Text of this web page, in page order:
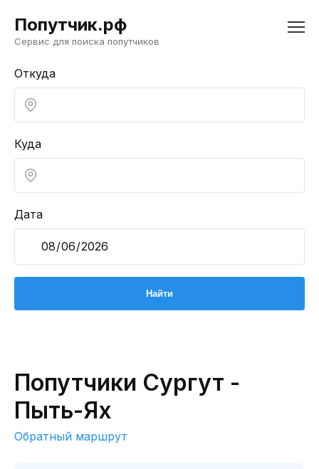
Попутчик.рф
Сервис для поиска попутчиков
Откуда
Куда
Дата
Попутчики Сургут -
Пыть-Ях
Обратный маршрут